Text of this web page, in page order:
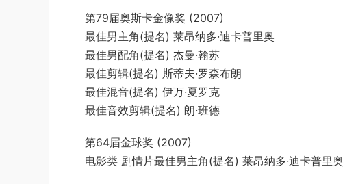
第79届奥斯卡金像奖 (2007)
最佳男主角(提名) 莱昂纳多·迪卡普里奥
最佳男配角(提名) 杰曼·翰苏
最佳剪辑(提名) 斯蒂夫·罗森布朗
最佳混音(提名) 伊万·夏罗克
最佳音效剪辑(提名) 朗·班德
第64届金球奖 (2007)
电影类 剧情片最佳男主角(提名) 莱昂纳多·迪卡普里奥